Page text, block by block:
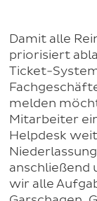
Damit alle
priorisiert
Ticket-
melden
Mitarbeiter
Helpdesk
anschließend
wir alle